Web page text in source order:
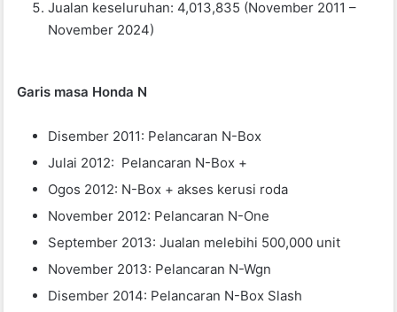
Jualan keseluruhan: 4,013,835 (November 2011 –
November 2024)
Garis masa Honda N
Disember 2011: Pelancaran N-Box
Julai 2012: Pelancaran N-Box +
Ogos 2012: N-Box + akses kerusi roda
November 2012: Pelancaran N-One
September 2013: Jualan melebihi 500,000 unit
November 2013: Pelancaran N-Wgn
Disember 2014: Pelancaran N-Box Slash